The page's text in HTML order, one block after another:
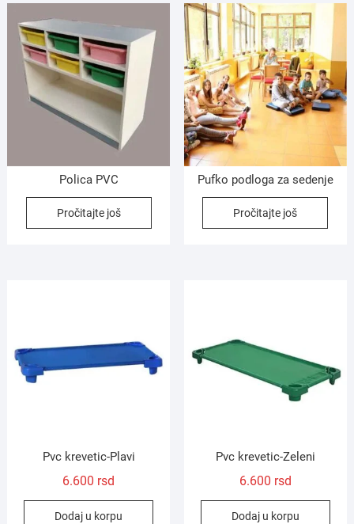
Polica PVC
Pročitajte još
Pufko podloga za sedenje
Pročitajte još
Pvc krevetic-Plavi
6.600 rsd
Dodaj u korpu
Pvc krevetic-Zeleni
6.600 rsd
Dodaj u korpu